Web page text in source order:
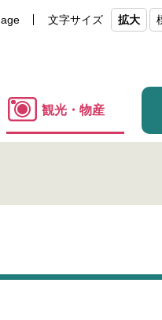
文字サイズ 拡大
観光・物産